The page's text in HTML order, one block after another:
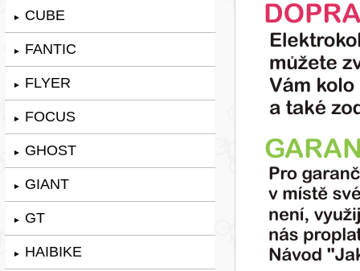
► CUBE
► FANTIC
► FLYER
► FOCUS
► GHOST
► GIANT
► GT
► HAIBIKE